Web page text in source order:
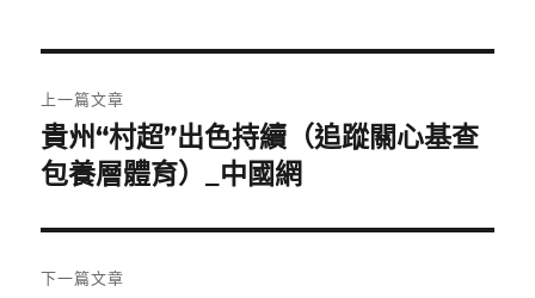
章
導
覽
上一篇文章
上
一
文
章:
貴州“村超”出色持續（追蹤關心基查
包養層體育）_中國網
下一篇文章